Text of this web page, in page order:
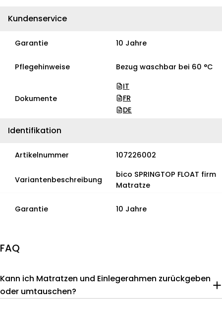
Kundenservice
Garantie 10 Jahre
Pflegehinweise Bezug waschbar bei 60 °C
Dokumente
IT
FR
DE
Identifikation
Artikelnummer 107226002
Variantenbeschreibung
bico SPRINGTOP FLOAT firm
Matratze
Garantie 10 Jahre
FAQ
Kann ich Matratzen und Einlegerahmen zurückgeben
oder umtauschen?